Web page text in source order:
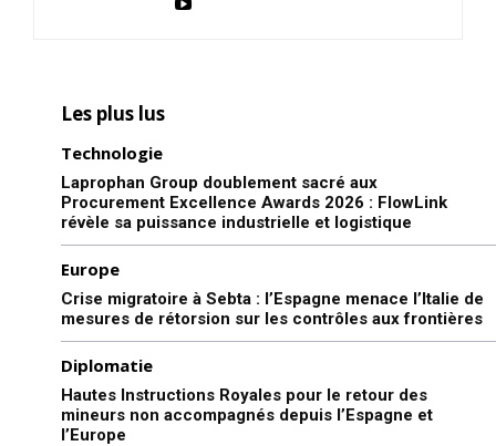
Les plus lus
Technologie
Laprophan Group doublement sacré aux
Procurement Excellence Awards 2026 : FlowLink
révèle sa puissance industrielle et logistique
Europe
Crise migratoire à Sebta : l’Espagne menace l’Italie de
mesures de rétorsion sur les contrôles aux frontières
Diplomatie
Hautes Instructions Royales pour le retour des
mineurs non accompagnés depuis l’Espagne et
l’Europe